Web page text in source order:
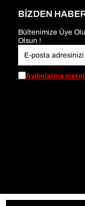
BİZDEN
Bültenimize Üye
Olsun !
Aydınlatma